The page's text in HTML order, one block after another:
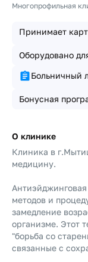
Многопрофильная
Принимает
Оборудовано
Больничный
Бонусная
О клинике
Клиника в
медицину.
методов и
замедление
организме. Этот
"борьба со
связанные с